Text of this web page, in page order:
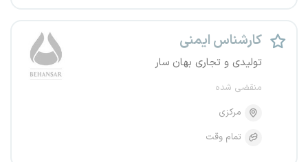
کارشناس ایمنی
تولیدی و تجاری بهان سار
منقضی شده
مرکزی
تمام وقت